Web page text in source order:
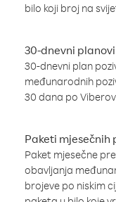
bilo koji broj na
30-dnevni
30-dnevni plan
međunarodnih
30 dana po
Paketi
Paket mjesečne
obavljanja
brojeve po niskim